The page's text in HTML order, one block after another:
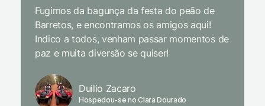
Fugimos da bagunça da festa do peão de
Barretos, e encontramos os amigos aqui!
Indico a todos, venham passar momentos de
paz e muita diversão se quiser!
Duilio Zacaro
Hospedou-se no Clara Dourado